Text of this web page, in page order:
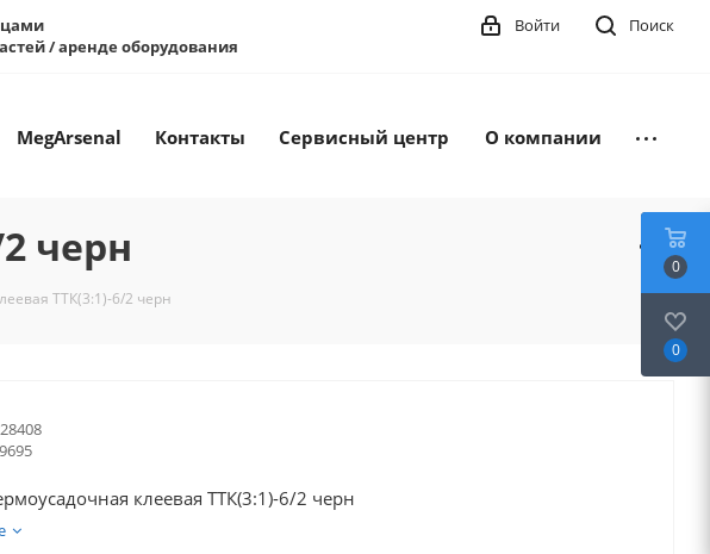
/ аренде оборудования
Поиск
Войти
MegArsenal Контакты Сервисный центр О компании
черн
ТТК(3:1)-6/2 черн
клеевая ТТК(3:1)-6/2 черн
0
0